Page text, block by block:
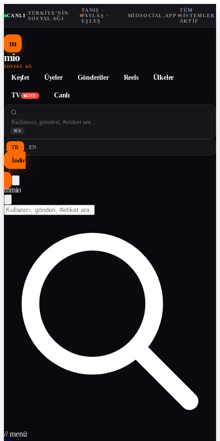
CANLI ·TÜRKIYE'NIN
SOSYAL AĞI
·
TANIŞ ·
PAYLAŞ ·
EŞLEŞ
MIOSOCIAL.APP·
TÜM
SISTEMLER
AKTIF
m
mio
SOSYAL AĞ
Keşfet Üyeler Gönderiler Reels Ülkeler
TV LIVE Canlı
⌘K
TR EN
İndir
↓
mmio
// menü